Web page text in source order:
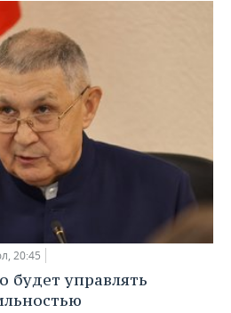
20:45
будет управлять